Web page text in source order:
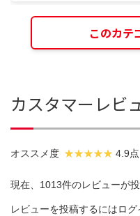
このカテ
カスタマーレビ
オススメ度 4.9点
現在、1013件のレビューが投
レビューを投稿するにはログ